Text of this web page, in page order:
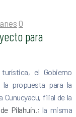
0
para
el Gobierno
la propuesta para la
filial de la
Pilahuín.; la misma